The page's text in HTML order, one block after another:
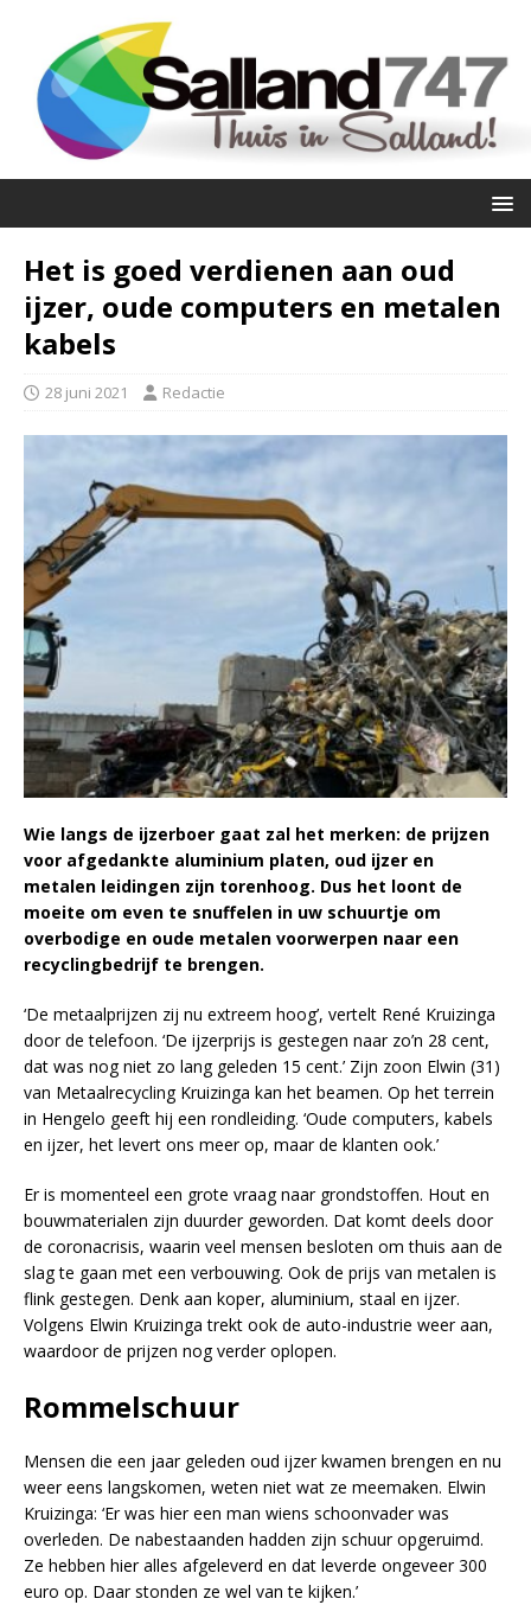
Het is goed verdienen aan oud
ijzer, oude computers en metalen
kabels
28 juni 2021 Redactie
Wie langs de ijzerboer gaat zal het merken: de prijzen
voor afgedankte aluminium platen, oud ijzer en
metalen leidingen zijn torenhoog. Dus het loont de
moeite om even te snuffelen in uw schuurtje om
overbodige en oude metalen voorwerpen naar een
recyclingbedrijf te brengen.
‘De metaalprijzen zij nu extreem hoog’, vertelt René Kruizinga
door de telefoon. ‘De ijzerprijs is gestegen naar zo’n 28 cent,
dat was nog niet zo lang geleden 15 cent.’ Zijn zoon Elwin (31)
van Metaalrecycling Kruizinga kan het beamen. Op het terrein
in Hengelo geeft hij een rondleiding. ‘Oude computers, kabels
en ijzer, het levert ons meer op, maar de klanten ook.’
Er is momenteel een grote vraag naar grondstoffen. Hout en
bouwmaterialen zijn duurder geworden. Dat komt deels door
de coronacrisis, waarin veel mensen besloten om thuis aan de
slag te gaan met een verbouwing. Ook de prijs van metalen is
flink gestegen. Denk aan koper, aluminium, staal en ijzer.
Volgens Elwin Kruizinga trekt ook de auto-industrie weer aan,
waardoor de prijzen nog verder oplopen.
Rommelschuur
Mensen die een jaar geleden oud ijzer kwamen brengen en nu
weer eens langskomen, weten niet wat ze meemaken. Elwin
Kruizinga: ‘Er was hier een man wiens schoonvader was
overleden. De nabestaanden hadden zijn schuur opgeruimd.
Ze hebben hier alles afgeleverd en dat leverde ongeveer 300
euro op. Daar stonden ze wel van te kijken.’